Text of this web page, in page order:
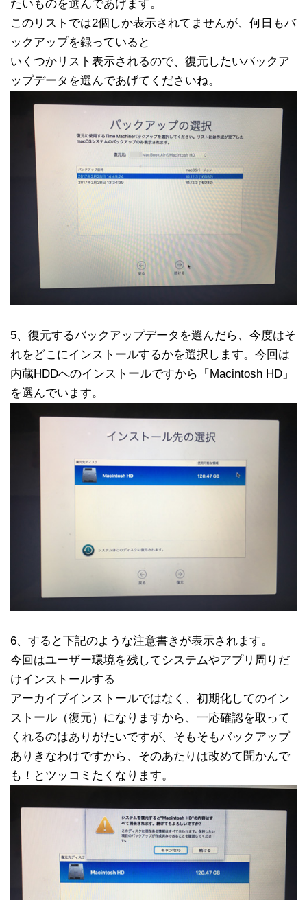
たいものを選んであげます。
このリストでは2個しか表示されてませんが、何日もバ
ックアップを録っていると
いくつかリスト表示されるので、復元したいバックア
ップデータを選んであげてくださいね。
5、復元するバックアップデータを選んだら、今度はそ
れをどこにインストールするかを選択します。今回は
内蔵HDDへのインストールですから「Macintosh HD」
を選んでいます。
6、すると下記のような注意書きが表示されます。
今回はユーザー環境を残してシステムやアプリ周りだ
けインストールする
アーカイブインストールではなく、初期化してのイン
ストール（復元）になりますから、一応確認を取って
くれるのはありがたいですが、そもそもバックアップ
ありきなわけですから、そのあたりは改めて聞かんで
も！とツッコミたくなります。